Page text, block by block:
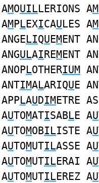
AMOUILLERIONS AM
AMPLEXICAULES AM
ANGELIQUEMENT
ANGULAIREMENT
ANOPLOTHERIUM
ANTIMALARIQUE
APPLAUDIMETRE
AUTOMATISABLE AU
AUTOMOBILISTE AU
AUTOMUTILASSE AU
AUTOMUTILERAI AU
AUTOMUTILEREZ AU